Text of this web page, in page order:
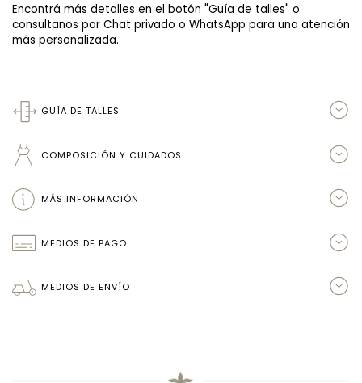
Encontrá más detalles en el botón "Guía de talles" o
consultanos por Chat privado o WhatsApp para una atención
más personalizada.
GUÍA DE TALLES
COMPOSICIÓN Y CUIDADOS
MÁS INFORMACIÓN
MEDIOS DE PAGO
MEDIOS DE ENVÍO